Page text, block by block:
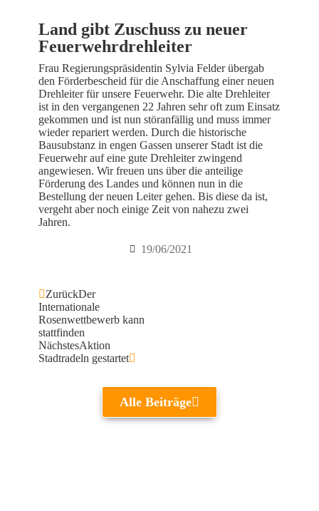
Land gibt Zuschuss zu neuer
Feuerwehrdrehleiter
Frau Regierungspräsidentin Sylvia Felder übergab
den Förderbescheid für die Anschaffung einer neuen
Drehleiter für unsere Feuerwehr. Die alte Drehleiter
ist in den vergangenen 22 Jahren sehr oft zum Einsatz
gekommen und ist nun störanfällig und muss immer
wieder repariert werden. Durch die historische
Bausubstanz in engen Gassen unserer Stadt ist die
Feuerwehr auf eine gute Drehleiter zwingend
angewiesen. Wir freuen uns über die anteilige
Förderung des Landes und können nun in die
Bestellung der neuen Leiter gehen. Bis diese da ist,
vergeht aber noch einige Zeit von nahezu zwei
Jahren.
19/06/2021
ZurückDer
Internationale
Rosenwettbewerb kann
stattfinden
NächstesAktion
Stadtradeln gestartet
Alle Beiträge